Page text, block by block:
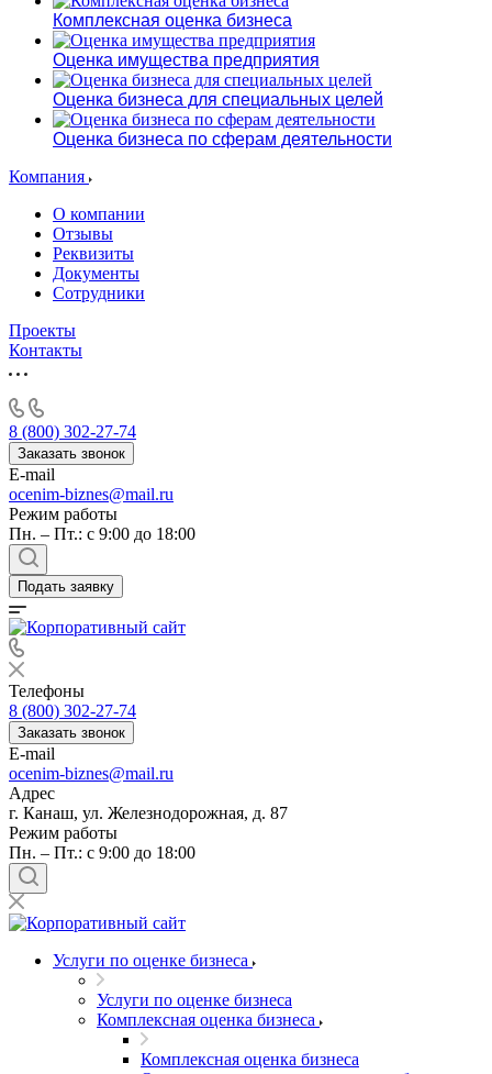
Комплексная оценка бизнеса
Оценка имущества предприятия
Оценка бизнеса для специальных целей
Оценка бизнеса по сферам деятельности
Компания
О компании
Отзывы
Реквизиты
Документы
Сотрудники
Проекты
Контакты
8 (800) 302-27-74
Заказать звонок
E-mail
ocenim-biznes@mail.ru
Режим работы
Пн. – Пт.: с 9:00 до 18:00
Подать заявку
Телефоны
8 (800) 302-27-74
Заказать звонок
E-mail
ocenim-biznes@mail.ru
Адрес
г. Канаш, ул. Железнодорожная, д. 87
Режим работы
Пн. – Пт.: с 9:00 до 18:00
Услуги по оценке бизнеса
Услуги по оценке бизнеса
Комплексная оценка бизнеса
Комплексная оценка бизнеса
Выберите ваш город